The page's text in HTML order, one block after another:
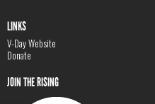
LINKS
V-Day Website
Donate
JOIN THE RISING